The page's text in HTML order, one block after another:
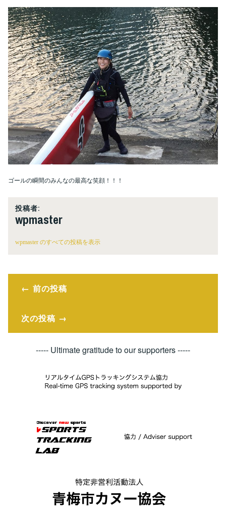
ゴールの瞬間のみんなの最高な笑顔！！！
投稿者:
wpmaster
wpmaster のすべての投稿を表示
投
ナ
前の投稿
次の投稿
----- Ultimate gratitude to our supporters -----